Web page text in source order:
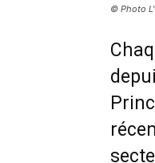
© Photo